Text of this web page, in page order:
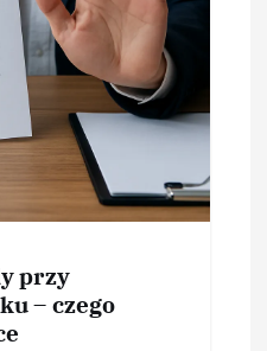
przy
– czego